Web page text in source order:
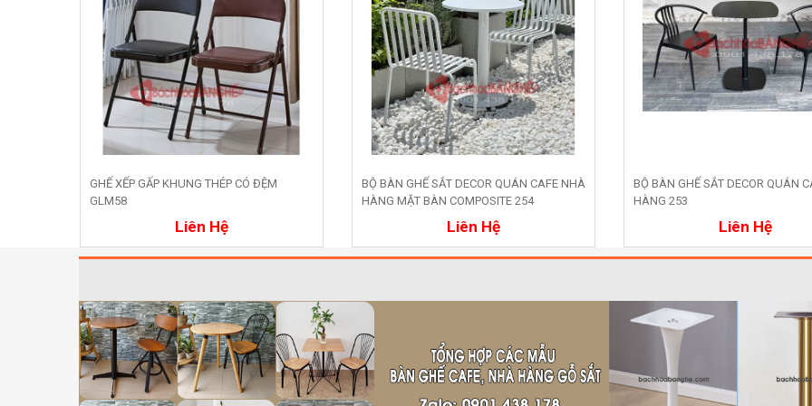
GHẾ XẾP GẤP KHUNG THÉP CÓ ĐỆM
GLM58
Liên Hệ
Mua ngay
BỘ BÀN GHẾ SẮT DECOR QUÁN CAFE NHÀ
HÀNG MẶT BÀN COMPOSITE 254
Liên Hệ
BỘ BÀN GHẾ SẮT DECOR QUÁN
HÀNG 253
Liên Hệ